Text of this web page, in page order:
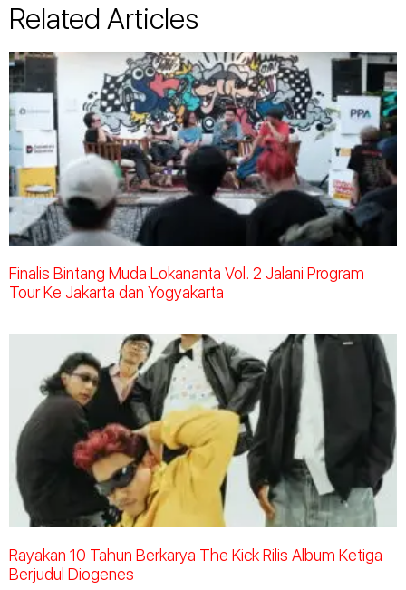
Related Articles
Finalis Bintang Muda Lokananta Vol. 2 Jalani Program
Tour Ke Jakarta dan Yogyakarta
Rayakan 10 Tahun Berkarya The Kick Rilis Album Ketiga
Berjudul Diogenes